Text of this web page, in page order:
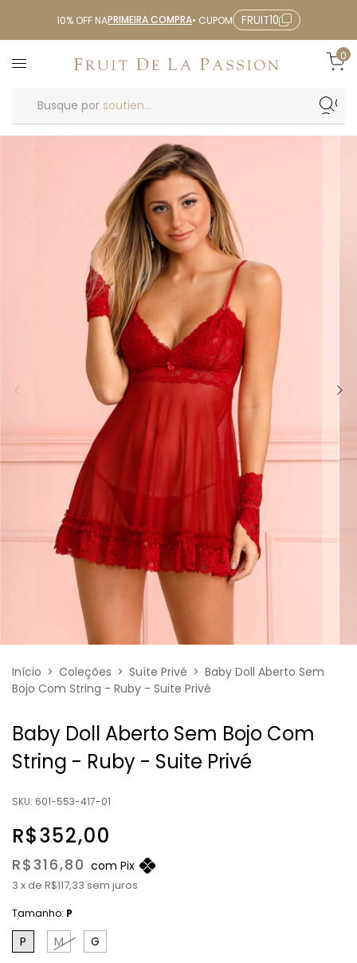
10% OFF NAPRIMEIRA COMPRA• CUPOM FRUIT10
0
Busque por soutien...
Início > Coleções > Suíte Privé > Baby Doll Aberto Sem
Bojo Com String - Ruby - Suite Privé
Baby Doll Aberto Sem Bojo Com
String - Ruby - Suite Privé
SKU: 601-553-417-01
R$352,00
R$316,80 com Pix
3 xde R$117,33 sem juros
Tamanho: P
P
M G